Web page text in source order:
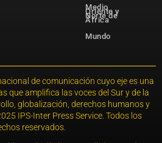
Medio
Oriente y
Norte de
África
Mundo
de comunicación cuyo eje es una
que amplifica las voces del Sur y de la
globalización, derechos humanos y
IPS-Inter Press Service. Todos los
reservados.